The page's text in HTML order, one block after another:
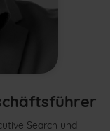
Search und